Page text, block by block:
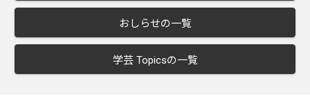
おしらせの一覧
学芸 Topicsの一覧